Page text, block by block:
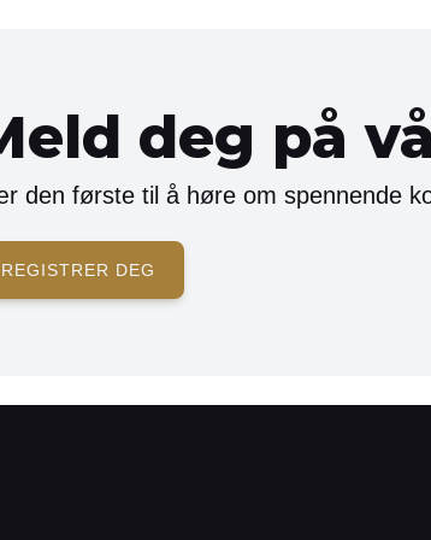
deg på
den første til å høre om spennende
REGISTRER DEG